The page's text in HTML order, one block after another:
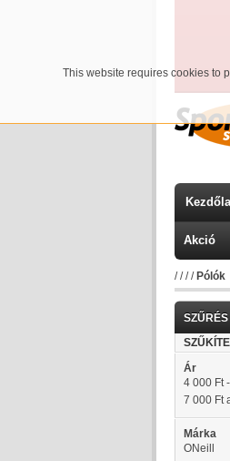
This website requires cookies to
Akció
//// Pólók
SZŰRÉS
Ár
4 000 Ft-
7 000 Ft
Márka
ONeill